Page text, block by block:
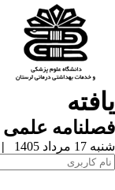
علمی
مرداد 1405 |